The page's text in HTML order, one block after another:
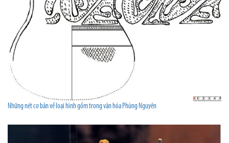
Những nét cơ bản về loại hình gốm trong văn hóa Phùng Nguyên